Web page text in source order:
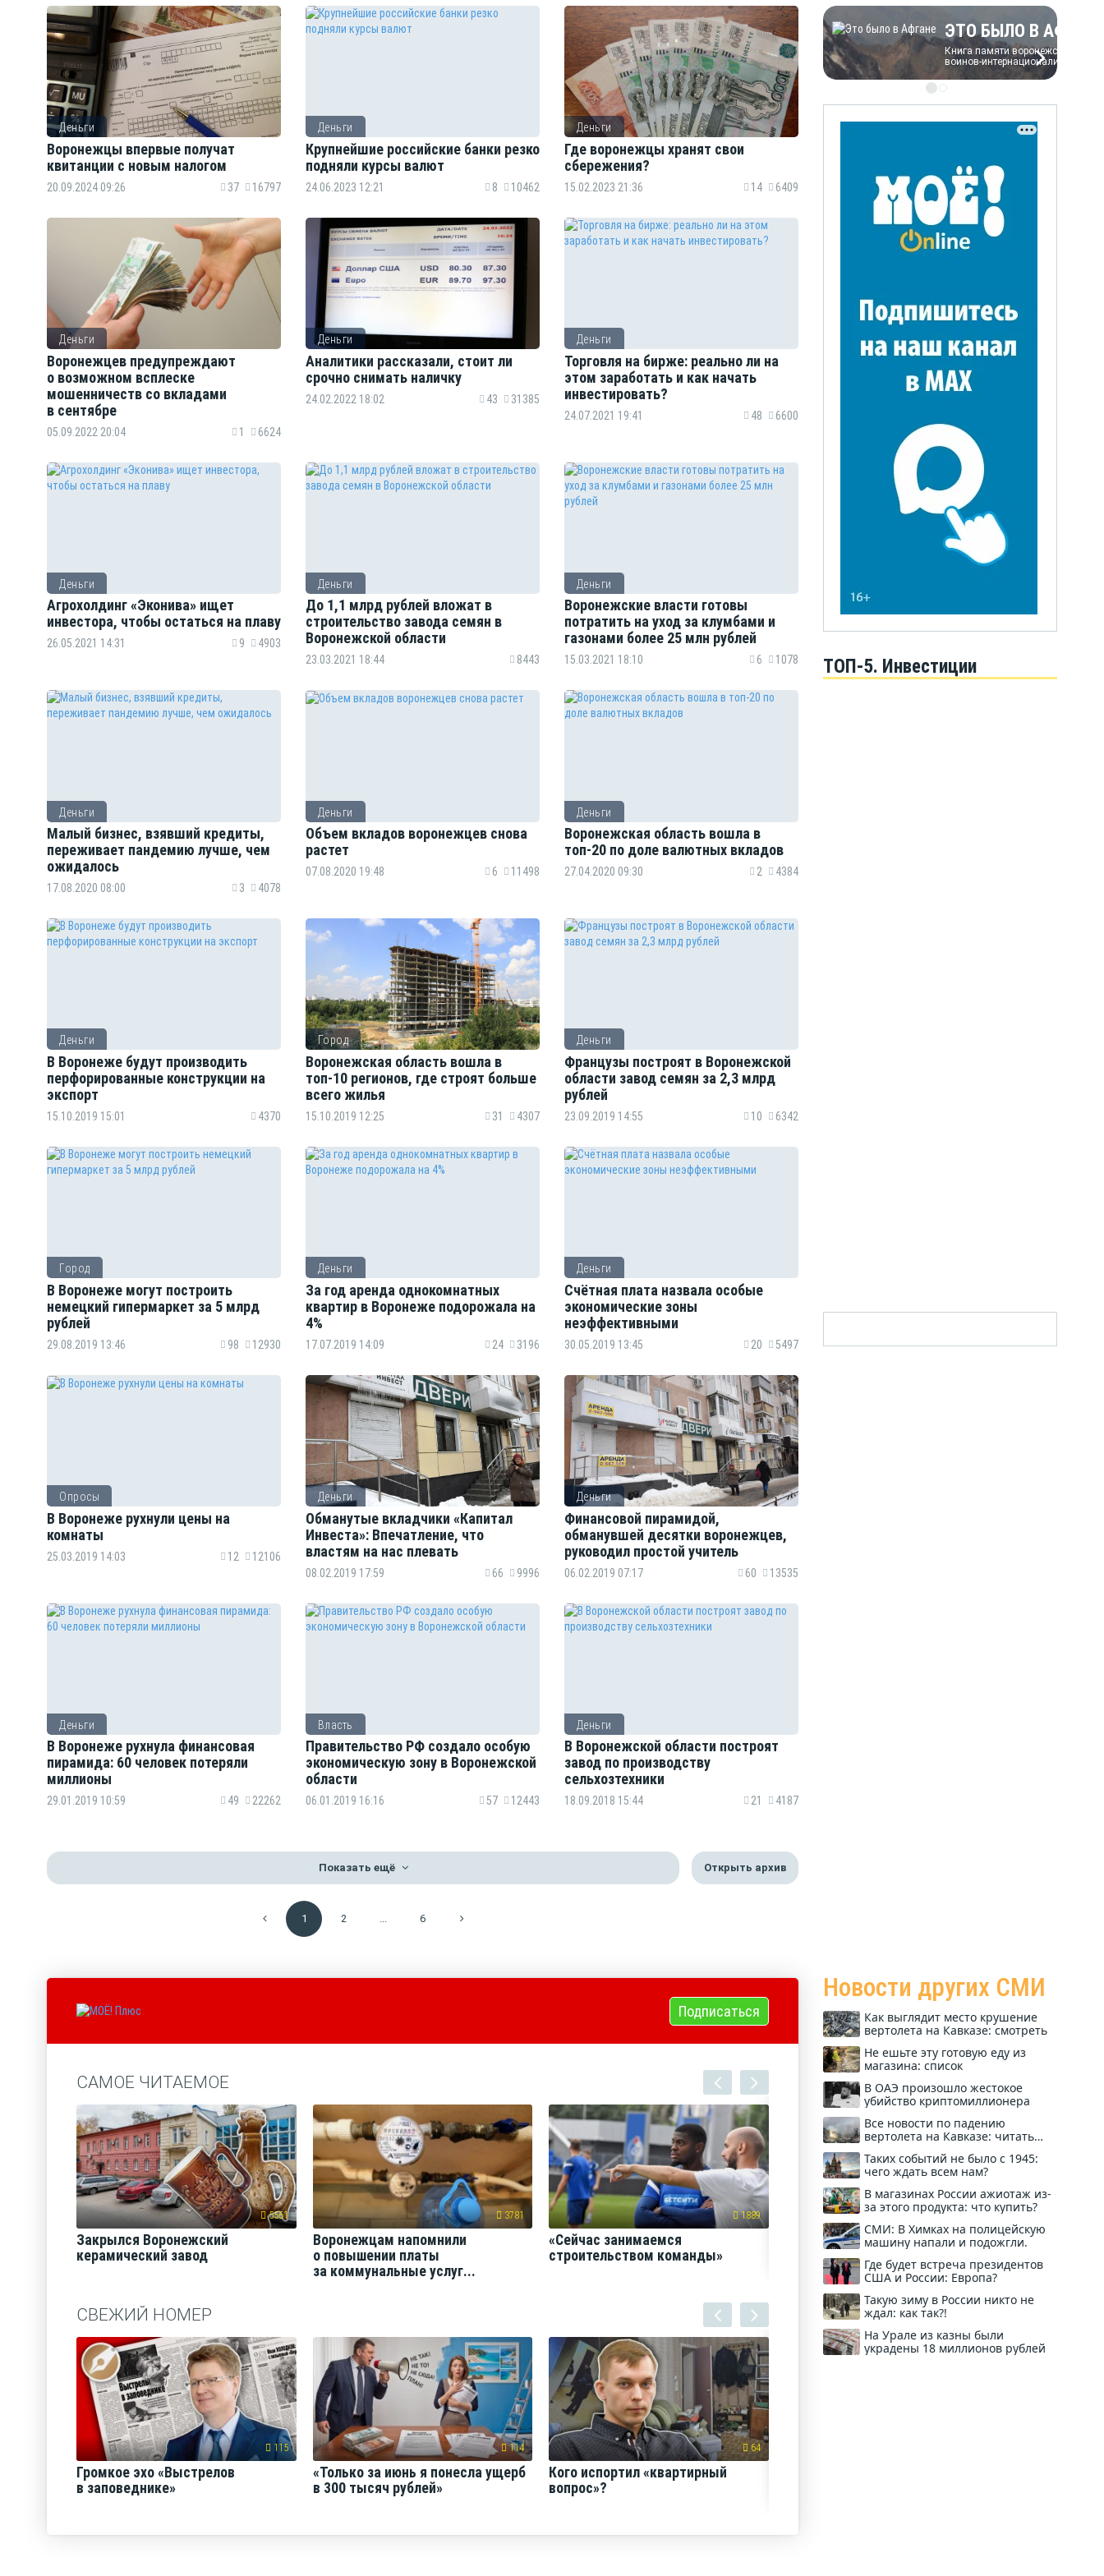
Деньги
Воронежцы впервые получат
квитанции с новым налогом
20.09.2024 09:26 37 16797
Деньги
Крупнейшие российские банки резко
подняли курсы валют
24.06.2023 12:21 8 10462
Деньги
Где воронежцы хранят свои
сбережения?
15.02.2023 21:36 14 6409
Деньги
Воронежцев предупреждают
о возможном всплеске
мошенничеств со вкладами
в сентябре
05.09.2022 20:04 1 6624
Деньги
Аналитики рассказали, стоит ли
срочно снимать наличку
24.02.2022 18:02 43 31385
Деньги
Торговля на бирже: реально ли на
этом заработать и как начать
инвестировать?
24.07.2021 19:41 48 6600
Деньги
Агрохолдинг «Эконива» ищет
инвестора, чтобы остаться на плаву
26.05.2021 14:31 9 4903
Деньги
До 1,1 млрд рублей вложат в
строительство завода семян в
Воронежской области
23.03.2021 18:44 8443
Деньги
Воронежские власти готовы
потратить на уход за клумбами и
газонами более 25 млн рублей
15.03.2021 18:10 6 1078
Деньги
Малый бизнес, взявший кредиты,
переживает пандемию лучше, чем
ожидалось
17.08.2020 08:00 3 4078
Деньги
Объем вкладов воронежцев снова
растет
07.08.2020 19:48 6 11498
Деньги
Воронежская область вошла в
топ-20 по доле валютных вкладов
27.04.2020 09:30 2 4384
Деньги
В Воронеже будут производить
перфорированные конструкции на
экспорт
15.10.2019 15:01 4370
Город
Воронежская область вошла в
топ-10 регионов, где строят больше
всего жилья
15.10.2019 12:25 31 4307
Деньги
Французы построят в Воронежской
области завод семян за 2,3 млрд
рублей
23.09.2019 14:55 10 6342
Город
В Воронеже могут построить
немецкий гипермаркет за 5 млрд
рублей
29.08.2019 13:46 98 12930
Деньги
За год аренда однокомнатных
квартир в Воронеже подорожала на
4%
17.07.2019 14:09 24 3196
Деньги
Счётная плата назвала особые
экономические зоны
неэффективными
30.05.2019 13:45 20 5497
Опросы
В Воронеже рухнули цены на
комнаты
25.03.2019 14:03 12 12106
Деньги
Обманутые вкладчики «Капитал
Инвеста»: Впечатление, что
властям на нас плевать
08.02.2019 17:59 66 9996
Деньги
Финансовой пирамидой,
обманувшей десятки воронежцев,
руководил простой учитель
06.02.2019 07:17 60 13535
Деньги
В Воронеже рухнула финансовая
пирамида: 60 человек потеряли
миллионы
29.01.2019 10:59 49 22262
Власть
Правительство РФ создало особую
экономическую зону в Воронежской
области
06.01.2019 16:16 57 12443
Деньги
В Воронежской области построят
завод по производству
сельхозтехники
18.09.2018 15:44 21 4187
Показать ещё Открыть архив
1 2 ... 6
ЭТО БЫЛО В
Книга памяти воронежских
воинов-интернационалистов
ЭТО БЫЛО В
Книга памяти воронежских
воинов-интернационалистов
ТОП-5. Инвестиции
Подписаться
САМОЕ ЧИТАЕМОЕ
5561
Закрылся Воронежский
керамический завод
3781
Воронежцам напомнили
о повышении платы
за коммунальные услуг...
1889
«Сейчас занимаемся
строительством команды»
Что происходит с виадуком на 20-
летия Октября, которому проч...
Кто хочет
от
СВЕЖИЙ НОМЕР
115
Громкое эхо «Выстрелов
в заповеднике»
114
«Только за июнь я понесла ущерб
в 300 тысяч рублей»
64
Кого испортил «квартирный
вопрос»?
Новости других СМИ
Как выглядит место крушение
вертолета на Кавказе: смотреть
Не ешьте эту готовую еду из
магазина: список
В ОАЭ произошло жестокое
убийство криптомиллионера
Все новости по падению
вертолета на Кавказе: читать
Таких событий не было с 1945:
чего ждать всем нам?
В магазинах России ажиотаж из-
за этого продукта: что купить?
СМИ: В Химках на полицейскую
машину напали и подожгли.
Где будет встреча президентов
США и России: Европа?
Такую зиму в России никто не
ждал: как так?!
На Урале из казны были
украдены 18 миллионов рублей